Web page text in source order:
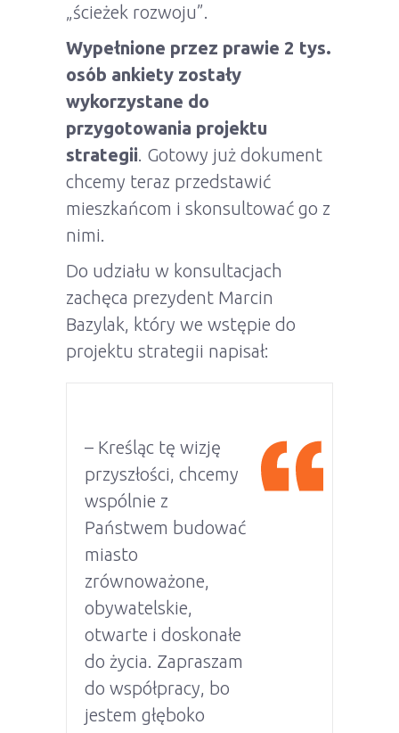
„ścieżek rozwoju”.
Wypełnione przez prawie 2 tys.
osób ankiety zostały
wykorzystane do
przygotowania projektu
strategii . Gotowy już dokument
chcemy teraz przedstawić
mieszkańcom i skonsultować go z
nimi.
Do udziału w konsultacjach
zachęca prezydent Marcin
Bazylak, który we wstępie do
projektu strategii napisał:
– Kreśląc tę wizję
przyszłości, chcemy
wspólnie z
Państwem budować
miasto
zrównoważone,
obywatelskie,
otwarte i doskonałe
do życia. Zapraszam
do współpracy, bo
jestem głęboko